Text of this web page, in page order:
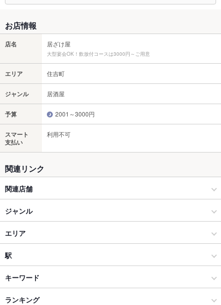
お店情報
店名 居ざけ屋
大型宴会OK！飲放付コースは3000円～ご用意
エリア 住吉町
ジャンル 居酒屋
予算 2001～3000円
スマート
支払い
利用不可
関連リンク
関連店舗
居なか屋 食堂
大漁酒場 居ざけ屋 長与店
ジャンル
居酒屋
洋・和洋・各国料理・その他
長崎市 × 居酒屋
長崎市 × 洋・和洋・各国料理・その他
エリア
住吉町
住吉町 × 居酒屋
住吉町 × 洋・和洋・各国料理・その他
駅
昭和町通駅
千歳町駅
キーワード
からあげ
ランキング